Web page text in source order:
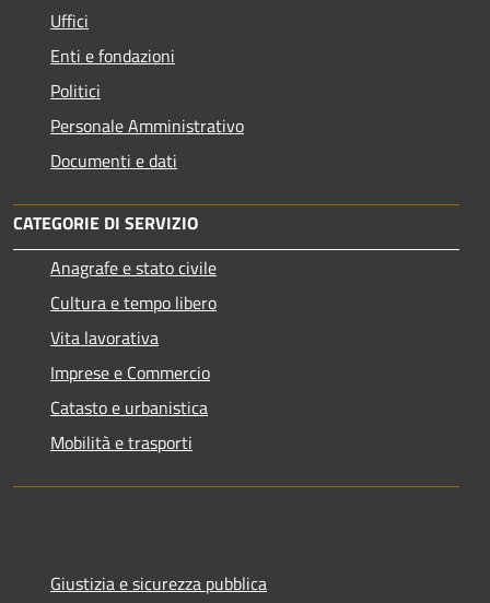
Uffici
Enti e fondazioni
Politici
Personale Amministrativo
Documenti e dati
CATEGORIE DI SERVIZIO
Anagrafe e stato civile
Cultura e tempo libero
Vita lavorativa
Imprese e Commercio
Catasto e urbanistica
Mobilità e trasporti
Giustizia e sicurezza pubblica